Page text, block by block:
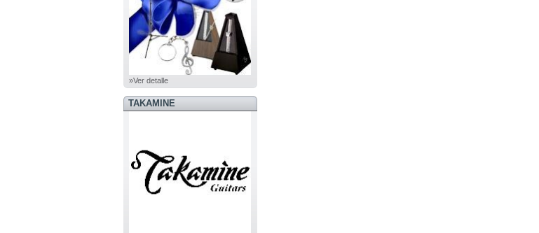
»Ver detalle
TAKAMINE